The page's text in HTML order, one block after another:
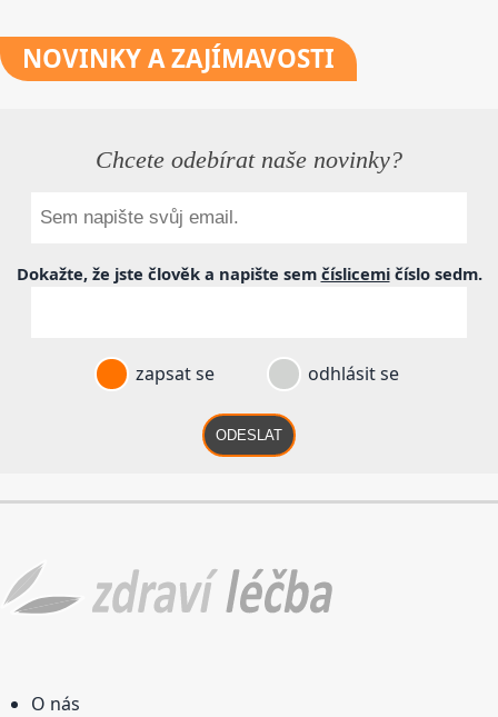
NOVINKYA ZAJÍMAVOSTI
Chcete odebírat naše novinky?
Dokažte, že jste člověk a napište sem číslicemičíslo sedm.
zapsat se odhlásit se
ODESLAT
O nás